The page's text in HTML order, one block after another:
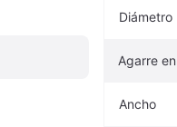
Diámetro
Agarre
Ancho